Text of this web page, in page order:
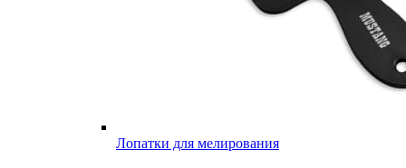
Лопатки для мелирования